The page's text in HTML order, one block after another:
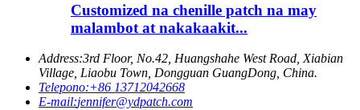
Customized na chenille patch na may
malambot at nakakaakit...
Address:3rd Floor, No.42, Huangshahe West Road, Xiabian
Village, Liaobu Town, Dongguan GuangDong, China.
Telepono:+86 13712042668
E-mail:jennifer@ydpatch.com